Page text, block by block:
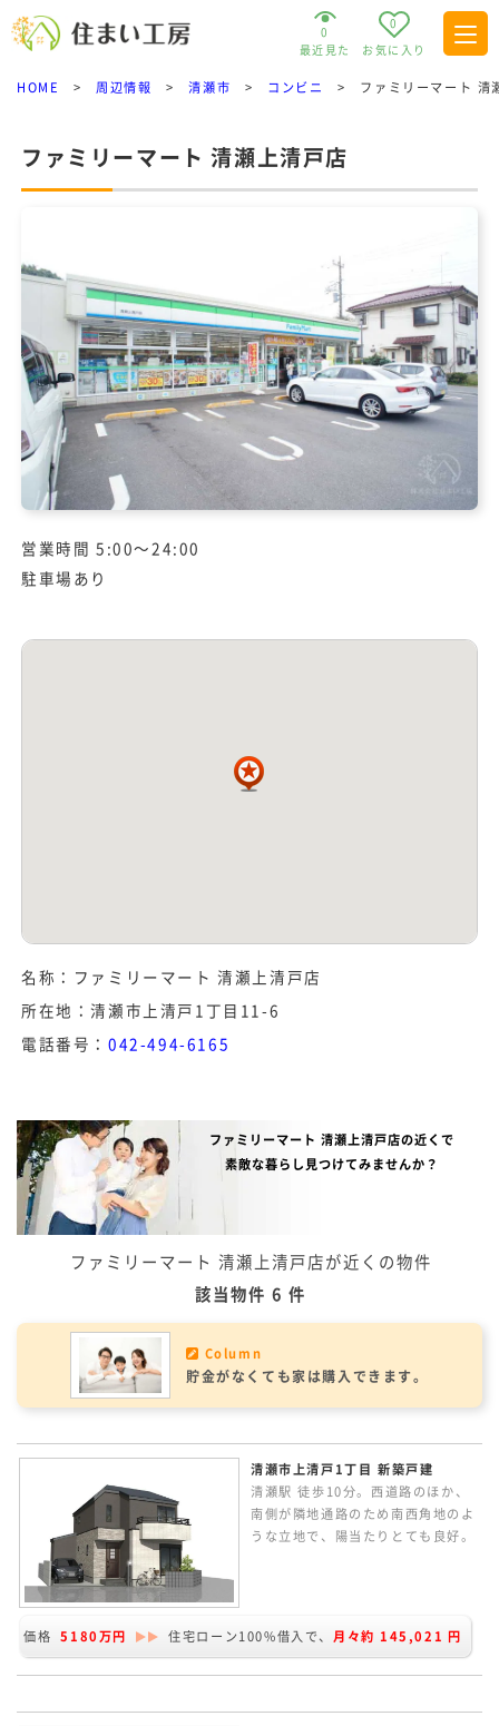
0
最近見た
0
お気に入り
HOME > 周辺情報 > 清瀬市 > コンビニ > ファミリーマート 清
ファミリーマート 清瀬上清戸店
営業時間 5:00～24:00
駐車場あり
名称：ファミリーマート 清瀬上清戸店
所在地：清瀬市上清戸1丁目11-6
電話番号：042-494-6165
ファミリーマート 清瀬上清戸店の近くで
素敵な暮らし見つけてみませんか？
ファミリーマート 清瀬上清戸店が近くの物件
該当物件 6 件
Column
貯金がなくても家は購入できます。
清瀬市上清戸1丁目 新築戸建
清瀬駅 徒歩10分。西道路のほか、
南側が隣地通路のため南西角地のよ
うな立地で、陽当たりとても良好。
LDKは広々約20.4帖。全室南向きの
3LDK相当の間取りです。
価格 5180万円 住宅ローン100%借入で、 月々約 145,021 円